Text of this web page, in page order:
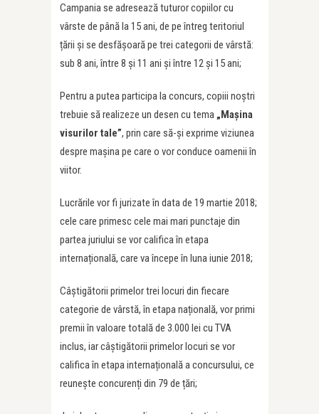
Campania se adresează tuturor copiilor cu
vârste de până la 15 ani, de pe întreg teritoriul
țării și se desfășoară pe trei categorii de vârstă:
sub 8 ani, între 8 și 11 ani și între 12 și 15 ani;
Pentru a putea participa la concurs, copiii noștri
trebuie să realizeze un desen cu tema „Mașina
visurilor tale”, prin care să-și exprime viziunea
despre mașina pe care o vor conduce oamenii în
viitor.
Lucrările vor fi jurizate în data de 19 martie 2018;
cele care primesc cele mai mari punctaje din
partea juriului se vor califica în etapa
internațională, care va începe în luna iunie 2018;
Câștigătorii primelor trei locuri din fiecare
categorie de vârstă, în etapa națională, vor primi
premii în valoare totală de 3.000 lei cu TVA
inclus, iar câștigătorii primelor locuri se vor
califica în etapa internațională a concursului, ce
reunește concurenți din 79 de țări;